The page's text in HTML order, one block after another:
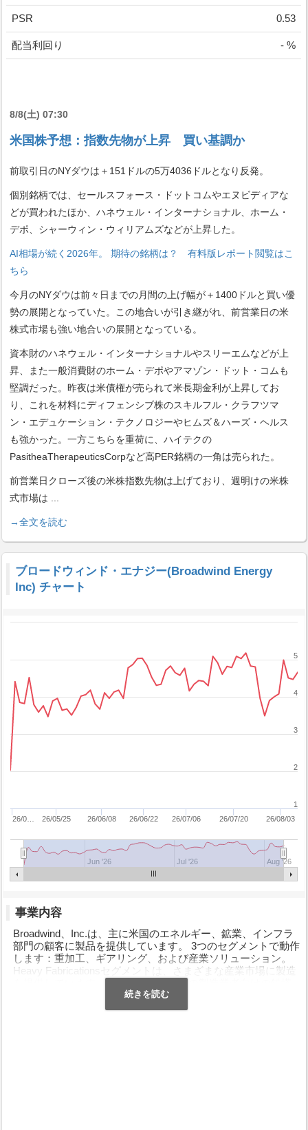
PSR 0.53
配当利回り - %
8/8(土) 07:30
米国株予想：指数先物が上昇 買い基調か
前取引日のNYダウは＋151ドルの5万4036ドルとなり反発。
個別銘柄では、セールスフォース・ドットコムやエヌビディアな
どが買われたほか、ハネウェル・インターナショナル、ホーム・
デポ、シャーウィン・ウィリアムズなどが上昇した。
AI相場が続く2026年。 期待の銘柄は？ 有料版レポート閲覧はこ
ちら
今月のNYダウは前々日までの月間の上げ幅が＋1400ドルと買い優
勢の展開となっていた。この地合いが引き継がれ、前営業日の米
株式市場も強い地合いの展開となっている。
資本財のハネウェル・インターナショナルやスリーエムなどが上
昇、また一般消費財のホーム・デポやアマゾン・ドット・コムも
堅調だった。昨夜は米債権が売られて米長期金利が上昇してお
り、これを材料にディフェンシブ株のスキルフル・クラフツマ
ン・エデュケーション・テクノロジーやヒムズ＆ハーズ・ヘルス
も強かった。一方こちらを重荷に、ハイテクの
PasitheaTherapeuticsCorpなど高PER銘柄の一角は売られた。
前営業日クローズ後の米株指数先物は上げており、週明けの米株
式市場は
→全文を読む
ブロードウィンド・エナジー(Broadwind Energy
Inc) チャート
26/0… 26/05/25 26/06/08 26/06/22 26/07/06 26/07/20 26/08/03
Jun '26 Jul '26 Aug '26
1
2
3
4
5
事業内容
Broadwind、Inc.は、主に米国のエネルギー、鉱業、インフラ
部門の顧客に製品を提供しています。 3つのセグメントで動作
します：重加工、ギアリング、および産業ソリューション。
Heavy Fabricationsセグメントは、さまざまな産業市場に製造
とアダプター。ギアリングセグメントは、オンショアおよび
オフショアの石油およびガスのフラッキングおよび掘削、地